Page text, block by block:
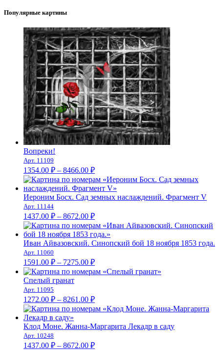
Популярные картины
Вопреки!
Арт. 11109
1354.00 ₽ – 8466.00 ₽Диапазон
цен:
1354.00 ₽
–
Иероним Босх. Сад земных наслаждений. Фрагмент V
Арт. 11144
1437.00 ₽ – 8672.00 ₽Диапазон
цен:
1437.00 ₽
–
Иван Айвазовский. Синопский бой 18 ноября 1853 года.
Арт. 11060
1591.00 ₽ – 7275.00 ₽Диапазон
цен:
7275.00 ₽
Спелый гранат
Арт. 11095
1272.00 ₽ – 8261.00 ₽Диапазон
цен:
–
Клод Моне. Жанна-Маргарита Лекадр в саду
Арт. 10248
1437.00 ₽ – 8672.00 ₽Диапазон